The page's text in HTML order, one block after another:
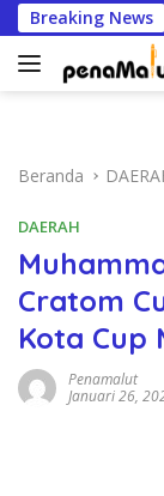
Langsung
ke
konten
Breaking News
Kadis hingga
Beranda
DAERAH
Cratom
Kota Cup
Penamalut
Januari 26,